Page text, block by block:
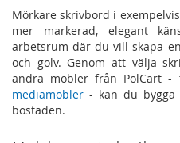
Mörkare skrivbord i
mer markerad, elegant
arbetsrum där du vill skapa
och golv. Genom att välja
andra möbler från PolCart
mediamöbler - kan du
bostaden.